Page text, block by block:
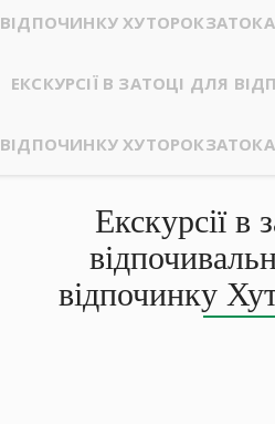
ВІДПОЧИНКУ ХУТОРОКЗАТОКА
ЕКСКУРСІЇ В ЗАТОЦІ ДЛЯ
ВІДПОЧИНКУ ХУТОРОКЗАТОКА
Екскурсії в
відпочинку